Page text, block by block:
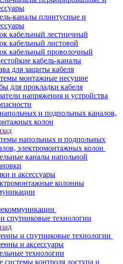
каналы плинтусные и
кабельный лестничный
кабельный листовой
кабельный проволочный
кабель-каналы
для защиты кабеля
монтажные несущие
для прокладки кабеля
напряжения и устройства
и подпольных каналов,
колон
напольных и подпольных
электромонтажных колон
каналы напольной
и аксессуары
колонны
спутниковые технологии
и спутниковые технологии
и аксессуары
технологии
контроля доступа и